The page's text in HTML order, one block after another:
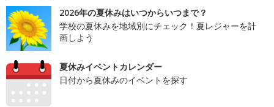
2026年の夏休みはいつからいつまで？
学校の夏休みを地域別にチェック！夏レジャーを計
画しよう
夏休みイベントカレンダー
日付から夏休みのイベントを探す